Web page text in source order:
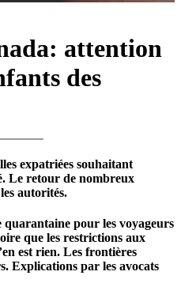
attention
des
expatriées souhaitant
. Le retour de nombreux
autorités.
quarantaine pour les voyageurs
que les restrictions aux
est rien. Les frontières
Explications par les avocats